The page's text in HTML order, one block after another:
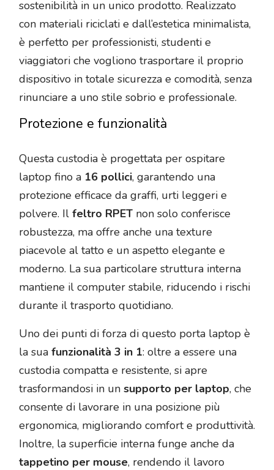
sostenibilità in un unico prodotto. Realizzato
con materiali riciclati e dall’estetica minimalista,
è perfetto per professionisti, studenti e
viaggiatori che vogliono trasportare il proprio
dispositivo in totale sicurezza e comodità, senza
rinunciare a uno stile sobrio e professionale.
Protezione e funzionalità
Questa custodia è progettata per ospitare
laptop fino a 16 pollici, garantendo una
protezione efficace da graffi, urti leggeri e
polvere. Il feltro RPET non solo conferisce
robustezza, ma offre anche una texture
piacevole al tatto e un aspetto elegante e
moderno. La sua particolare struttura interna
mantiene il computer stabile, riducendo i rischi
durante il trasporto quotidiano.
Uno dei punti di forza di questo porta laptop è
la sua funzionalità 3 in 1: oltre a essere una
custodia compatta e resistente, si apre
trasformandosi in un supporto per laptop, che
consente di lavorare in una posizione più
ergonomica, migliorando comfort e produttività.
Inoltre, la superficie interna funge anche da
tappetino per mouse, rendendo il lavoro